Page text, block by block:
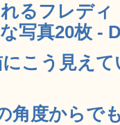
るフレデ
写真20枚 -
にこう見え
角度からで